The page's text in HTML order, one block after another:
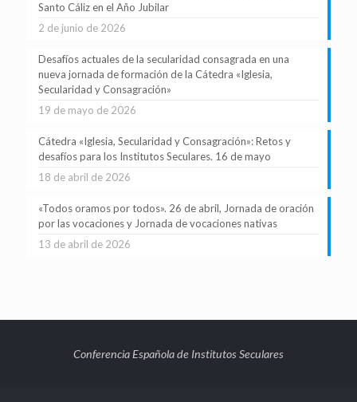
Santo Cáliz en el Año Jubilar
2 de junio de 2026
Desafíos actuales de la secularidad consagrada en una
nueva jornada de formación de la Cátedra «Iglesia,
Secularidad y Consagración»
19 de mayo de 2026
Cátedra «Iglesia, Secularidad y Consagración»: Retos y
desafíos para los Institutos Seculares. 16 de mayo
18 de abril de 2026
«Todos oramos por todos». 26 de abril, Jornada de oración
por las vocaciones y Jornada de vocaciones nativas
13 de abril de 2026
Conferencia Española de Institutos Seculares